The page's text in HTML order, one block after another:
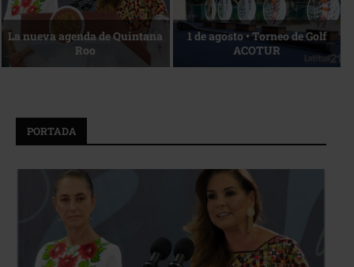
Reconocimiento de viajeros La esencia del servicio
PORTADA